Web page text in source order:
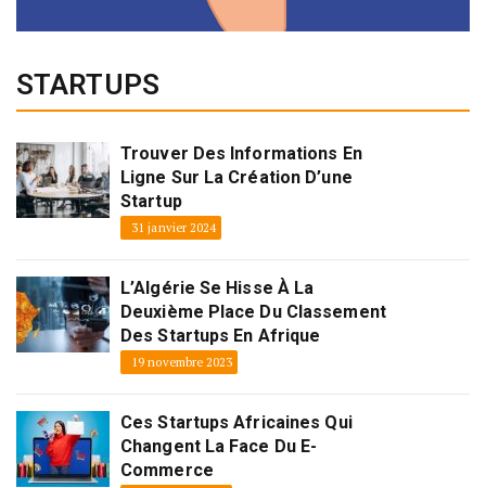
STARTUPS
Trouver Des Informations En
Ligne Sur La Création D’une
Startup
31 janvier 2024
L’Algérie Se Hisse À La
Deuxième Place Du Classement
Des Startups En Afrique
19 novembre 2023
Ces Startups Africaines Qui
Changent La Face Du E-
Commerce